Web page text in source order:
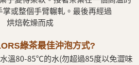
或整個手臂輾軋。最後再經過
烘焙乾燥而成
綠茶最佳沖泡方式?
溫80-85℃的水(勿超過85度以免澀味